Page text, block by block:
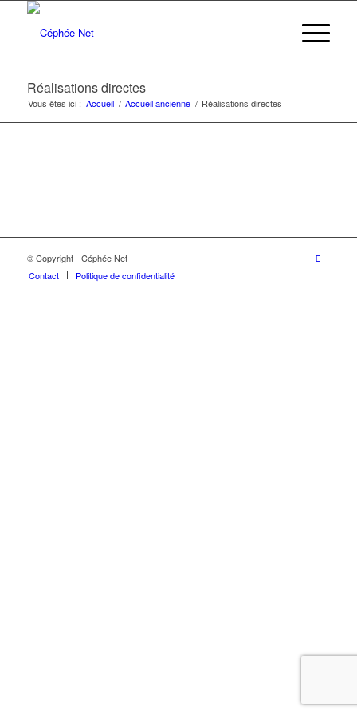
Réalisations directes
Vous êtes ici : Accueil / Accueil ancienne / Réalisations directes
© Copyright - Céphée Net
Contact
Politique de confidentialité